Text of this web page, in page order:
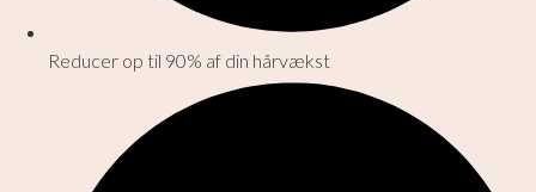
Reducer op til 90% af din hårvækst